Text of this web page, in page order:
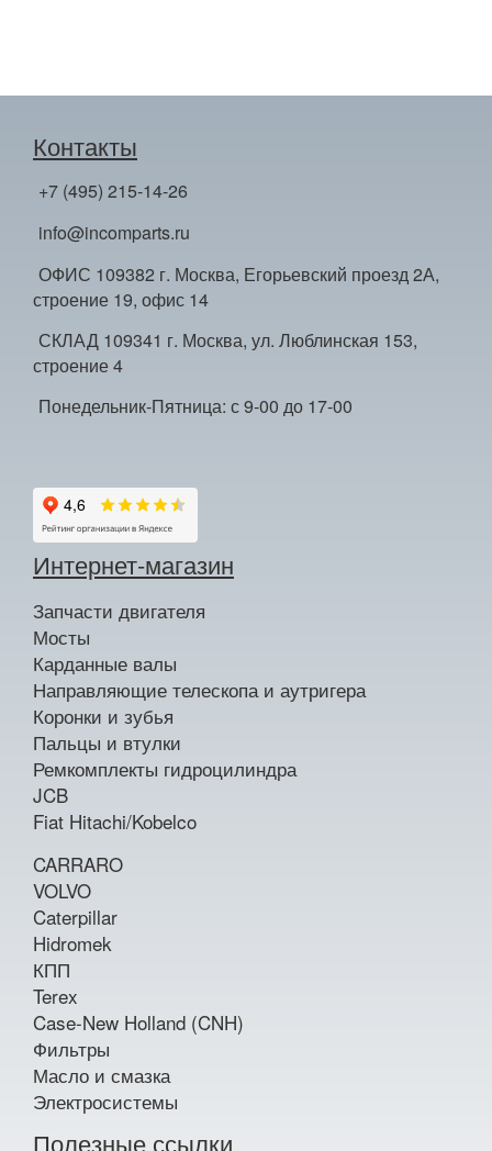
Контакты
+7 (495) 215-14-26
info@incomparts.ru
ОФИС 109382 г. Москва, Егорьевский проезд 2А,
строение 19, офис 14
СКЛАД 109341 г. Москва, ул. Люблинская 153,
строение 4
Понедельник-Пятница: с 9-00 до 17-00
Интернет-магазин
Запчасти двигателя
Мосты
Карданные валы
Направляющие телескопа и аутригера
Коронки и зубья
Пальцы и втулки
Ремкомплекты гидроцилиндра
JCB
Fiat Hitachi/Kobelco
CARRARO
VOLVO
Caterpillar
Hidromek
КПП
Terex
Case-New Holland (CNH)
Фильтры
Масло и смазка
Электросистемы
Полезные ссылки